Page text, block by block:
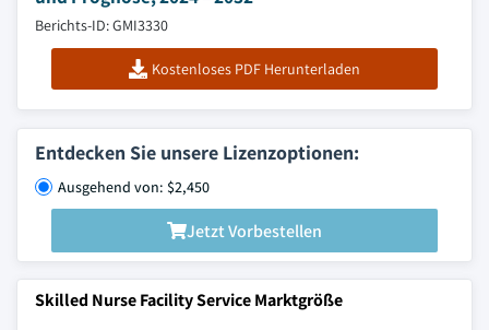
Berichts-ID: GMI3330
Kostenloses PDF Herunterladen
Entdecken Sie unsere Lizenzoptionen:
Ausgehend von: $2,450
Jetzt Vorbestellen
Skilled Nurse Facility Service Marktgröße